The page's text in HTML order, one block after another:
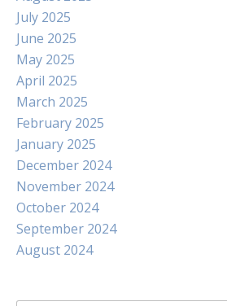
July 2025
June 2025
May 2025
April 2025
March 2025
February 2025
January 2025
December 2024
November 2024
October 2024
September 2024
August 2024